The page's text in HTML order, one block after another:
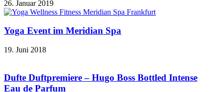
26. Januar 2019
Yoga Event im Meridian Spa
19. Juni 2018
Dufte Duftpremiere – Hugo Boss Bottled Intense
Eau de Parfum